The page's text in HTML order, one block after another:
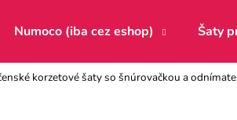
Numoco (iba cez eshop) Šaty
korzetové šaty so šnúrovačkou a
Čo potrebujete nájsť?